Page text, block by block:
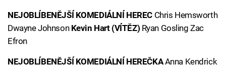
NEJOBLÍBENĚJŠÍ KOMEDIÁLNÍ HERECChris Hemsworth
Dwayne Johnson Kevin Hart (VÍTĚZ) Ryan Gosling Zac
Efron
NEJOBLÍBENĚJŠÍ KOMEDIÁLNÍ HEREČKAAnna Kendrick